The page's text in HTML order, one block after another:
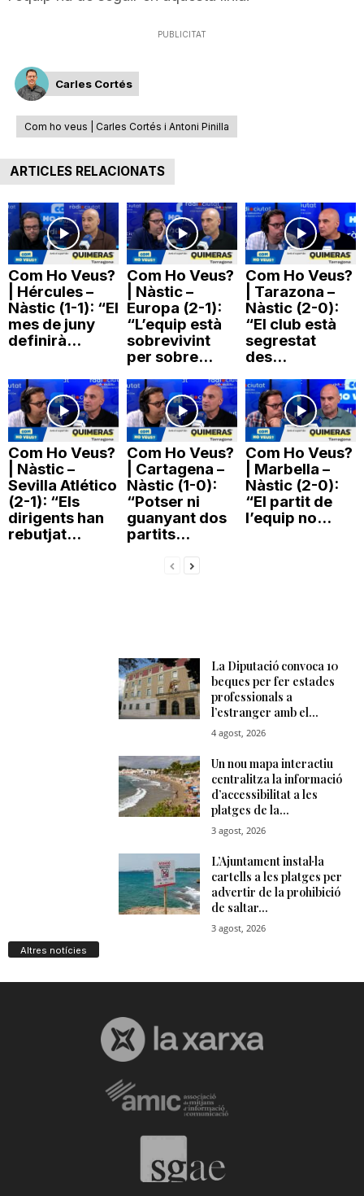
PUBLICITAT
Carles Cortés
Com ho veus | Carles Cortés i Antoni Pinilla
ARTICLES RELACIONATS
Com Ho Veus?
| Hércules –
Nàstic (1-1): “El
mes de juny
definirà...
Com Ho Veus?
| Nàstic –
Europa (2-1):
“L’equip està
sobrevivint
per sobre...
Com Ho Veus?
| Tarazona –
Nàstic (2-0):
“El club està
segrestat
des...
Com Ho Veus?
| Nàstic –
Sevilla Atlético
(2-1): “Els
dirigents han
rebutjat...
Com Ho Veus?
| Cartagena –
Nàstic (1-0):
“Potser ni
guanyant dos
partits...
Com Ho Veus?
| Marbella –
Nàstic (2-0):
“El partit de
l’equip no...
Altres notícies